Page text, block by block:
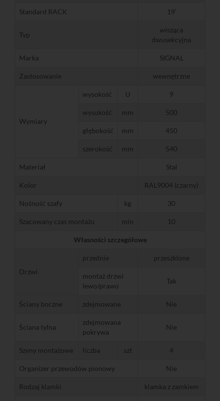
Standard RACK 19'
Typ
wisząca
dwusekcyjna
Marka SIGNAL
Zastosowanie wewnętrzne
Wymiary
wysokość U 9
wysokość mm 500
głębokość mm 450
szerokość mm 540
Materiał Stal
Kolor RAL9004 (czarny)
Nośność szafy kg 30
Szacowany czas montażu min 10
Własności szczegółowe
Drzwi
przednie przeszklone
montaż drzwi
lewo/prawo
Tak
Ściany boczne zdejmowane Nie
Ściana tylna
zdejmowana
pokrywa
Nie
Szyny montażowe liczba szt 4
Organizer przewodów pionowy Nie
Rodzaj klamki klamka z zamkiem